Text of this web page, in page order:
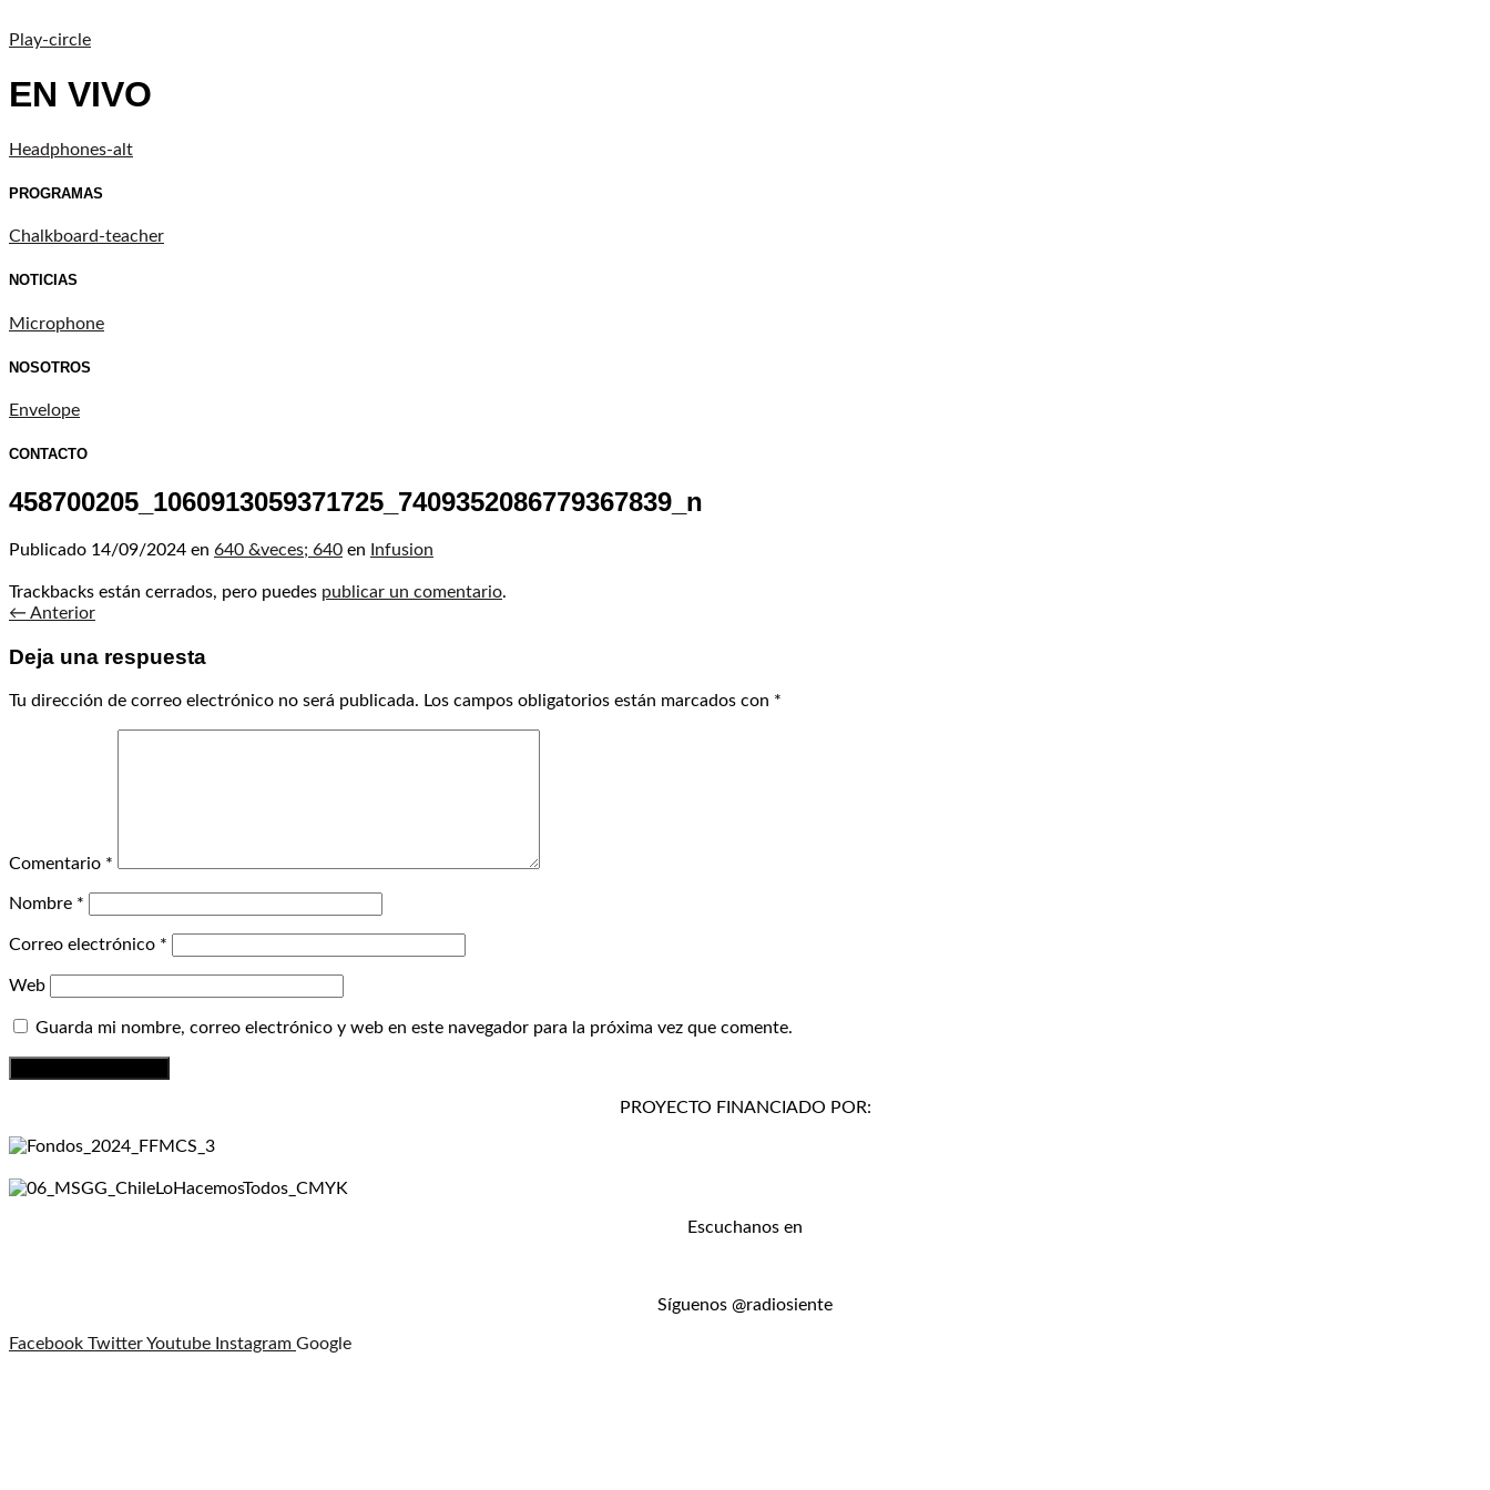
Play-circle
EN VIVO
Headphones-alt
PROGRAMAS
Chalkboard-teacher
NOTICIAS
Microphone
NOSOTROS
Envelope
CONTACTO
458700205_1060913059371725_7409352086779367839_n
Publicado 14/09/2024 en 640 &veces; 640 en Infusion
Trackbacks están cerrados, pero puedes publicar un comentario.
← Anterior
Deja una respuesta
Tu dirección de correo electrónico no será publicada. Los campos obligatorios están marcados con *
Comentario *
Nombre *
Correo electrónico *
Web
Guarda mi nombre, correo electrónico y web en este navegador para la próxima vez que comente.
PROYECTO FINANCIADO POR:
Escuchanos en
Síguenos @radiosiente
Facebook TwitterYoutube Instagram Google